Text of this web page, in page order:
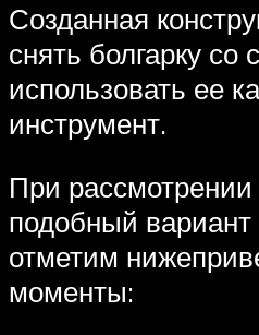
Созданная
снять болгарку со
использовать ее
инструмент.
При рассмотрении
подобный вариант
отметим
моменты: